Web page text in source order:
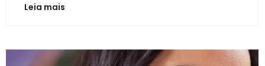
Leia mais